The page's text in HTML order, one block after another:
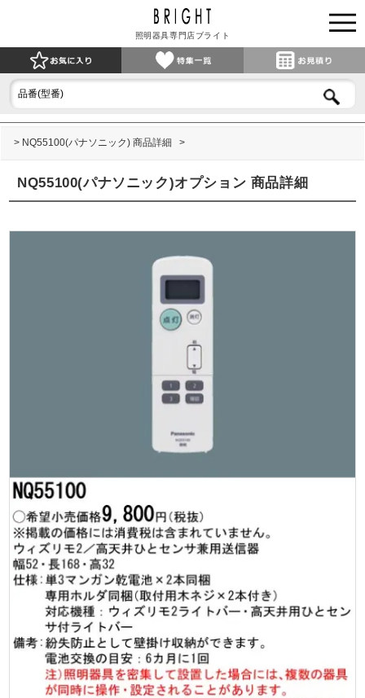
照明器具専門店ブライト
NQ55100(パナソニック) 商品詳細
NQ55100(パナソニック)オプション 商品詳細